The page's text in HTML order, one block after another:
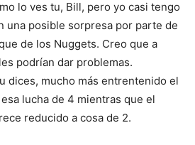
lo ves tu, Bill, pero yo casi tengo
una posible sorpresa por parte de
de los Nuggets. Creo que a
podrían dar problemas.
dices, mucho más entrentenido el
lucha de 4 mientras que el
reducido a cosa de 2.